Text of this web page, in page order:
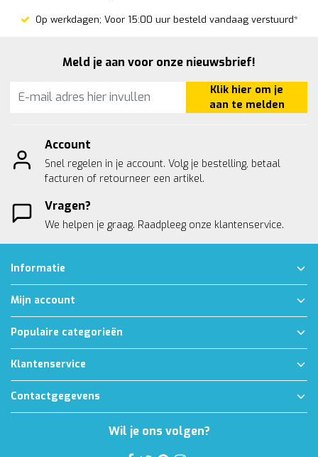
Op werkdagen; Voor 15:00 uur besteld vandaag verstuurd*
Meld je aan voor onze nieuwsbrief!
Klik hier om je
aan te melden
Account
Snel regelen in je account. Volg je bestelling, betaal
facturen of retourneer een artikel.
Vragen?
We helpen je graag. Raadpleeg onze klantenservice.
Informatie
Mijn account
Populaire categorieën
Klantenservice
Contactgegevens
Wil je ons volgen?